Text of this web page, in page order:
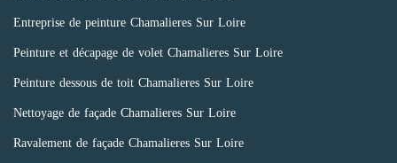
Entreprise de peinture Chamalieres Sur Loire
Peinture et décapage de volet Chamalieres Sur Loire
Peinture dessous de toit Chamalieres Sur Loire
Nettoyage de façade Chamalieres Sur Loire
Ravalement de façade Chamalieres Sur Loire